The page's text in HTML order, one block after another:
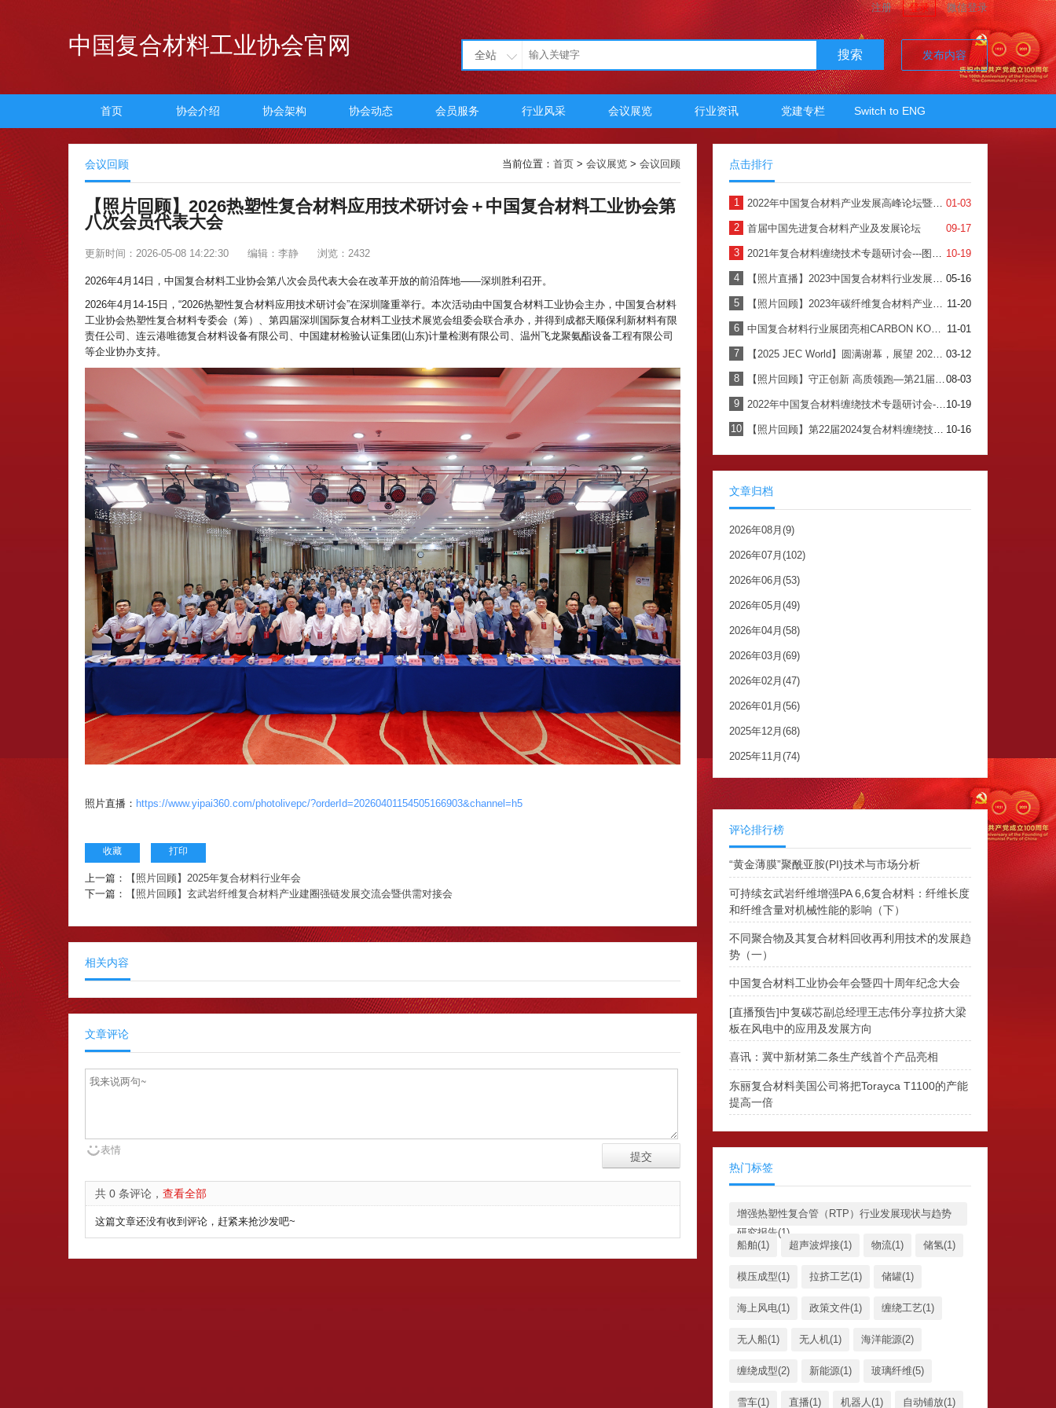
注册 登录 微信登录
中国复合材料工业协会官网 全站 搜索 发布内容
首页 协会介绍 协会架构 协会动态 会员服务 行业风采 会议展览 行业资讯 党建专栏 Switch to ENG
会议回顾 当前位置： 首页 > 会议展览 > 会议回顾
【照片回顾】2026热塑性复合材料应用技术研讨会＋中国复合材料工业协会第
八次会员代表大会
更新时间：2026-05-08 14:22:30 编辑：李静 浏览：2432
2026年4月14日，中国复合材料工业协会第八次会员代表大会在改革开放的前沿阵地——深圳胜利召开。
2026年4月14-15日，“2026热塑性复合材料应用技术研讨会”在深圳隆重举行。本次活动由中国复合材料工业协会主办，中国复合材料
工业协会热塑性复合材料专委会（筹）、第四届深圳国际复合材料工业技术展览会组委会联合承办，并得到成都天顺保利新材料有限
责任公司、连云港唯德复合材料设备有限公司、中国建材检验认证集团(山东)计量检测有限公司、温州飞龙聚氨酯设备工程有限公司
等企业协办支持。
照片直播： https://www.yipai360.com/photolivepc/?orderId=20260401154505166903&channel=h5
收藏 打印
上一篇：
【照片回顾】2025年复合材料行业年会
下一篇：
【照片回顾】玄武岩纤维复合材料产业建圈强链发展交流会暨供需对接会
相关内容
文章评论
表情
共 0 条评论， 查看全部
这篇文章还没有收到评论，赶紧来抢沙发吧~
点击排行
1 01-03
2022年中国复合材料产业发展高峰论坛暨2022年中国复合材料工业协会年会
2 09-17
首届中国先进复合材料产业及发展论坛
3 10-19
2021年复合材料缠绕技术专题研讨会---图文直播
4 05-16
【照片直播】2023中国复合材料行业发展大会暨七届四次理事会
5 11-20
【照片回顾】2023年碳纤维复合材料产业发展论坛暨第12届碳纤维复合材料年会
6 11-01
中国复合材料行业展团亮相CARBON KOREA 2024
7 03-12
【2025 JEC World】圆满谢幕，展望 2026 巴黎之约
8 08-03
【照片回顾】守正创新 高质领跑—第21届2023复合材料缠绕编织技术创新应用论坛圆满闭幕
9 10-19
2022年中国复合材料缠绕技术专题研讨会-在线直播
10 10-16
【照片回顾】第22届2024复合材料缠绕技术创新应用论坛暨枣强复合材料产业发展研讨会
文章归档
2026年08月(9)
2026年07月(102)
2026年06月(53)
2026年05月(49)
2026年04月(58)
2026年03月(69)
2026年02月(47)
2026年01月(56)
2025年12月(68)
2025年11月(74)
评论排行榜
“黄金薄膜”聚酰亚胺(PI)技术与市场分析
可持续玄武岩纤维增强PA 6,6复合材料：纤维长度
和纤维含量对机械性能的影响（下）
不同聚合物及其复合材料回收再利用技术的发展趋
势（一）
中国复合材料工业协会年会暨四十周年纪念大会
[直播预告]中复碳芯副总经理王志伟分享拉挤大梁
板在风电中的应用及发展方向
喜讯：冀中新材第二条生产线首个产品亮相
东丽复合材料美国公司将把Torayca T1100的产能
提高一倍
热门标签
增强热塑性复合管（RTP）行业发展现状与趋势
研究报告(1)
船舶(1)
超声波焊接(1) 物流(1) 储氢(1)
模压成型(1) 拉挤工艺(1) 储罐(1)
海上风电(1) 政策文件(1) 缠绕工艺(1)
无人船(1) 无人机(1) 海洋能源(2)
缠绕成型(2) 新能源(1) 玻璃纤维(5)
雪车(1) 直播(1) 机器人(1) 自动铺放(1)